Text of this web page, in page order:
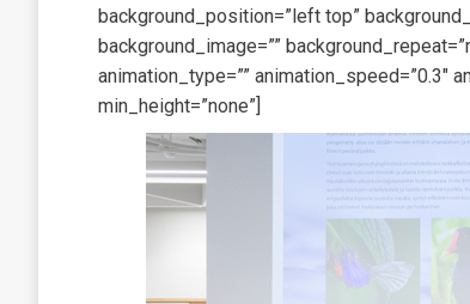
background_position=”left top”
background_image=””
animation_type=”” animation_speed=”0.3″
min_height=”none”]